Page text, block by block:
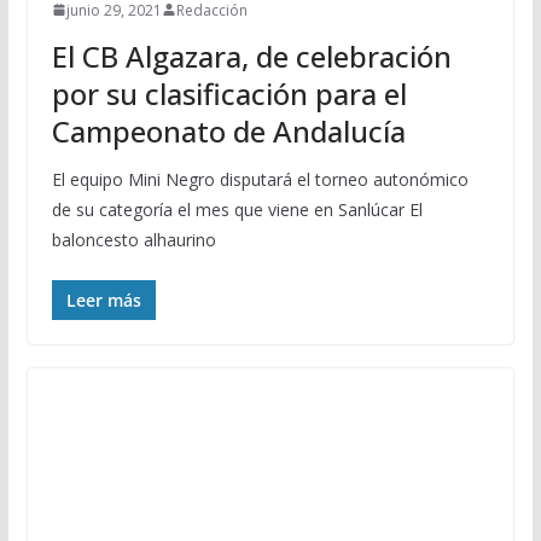
junio 29, 2021 Redacción
El CB Algazara, de celebración
por su clasificación para el
Campeonato de Andalucía
El equipo Mini Negro disputará el torneo autonómico
de su categoría el mes que viene en Sanlúcar El
baloncesto alhaurino
Leer más